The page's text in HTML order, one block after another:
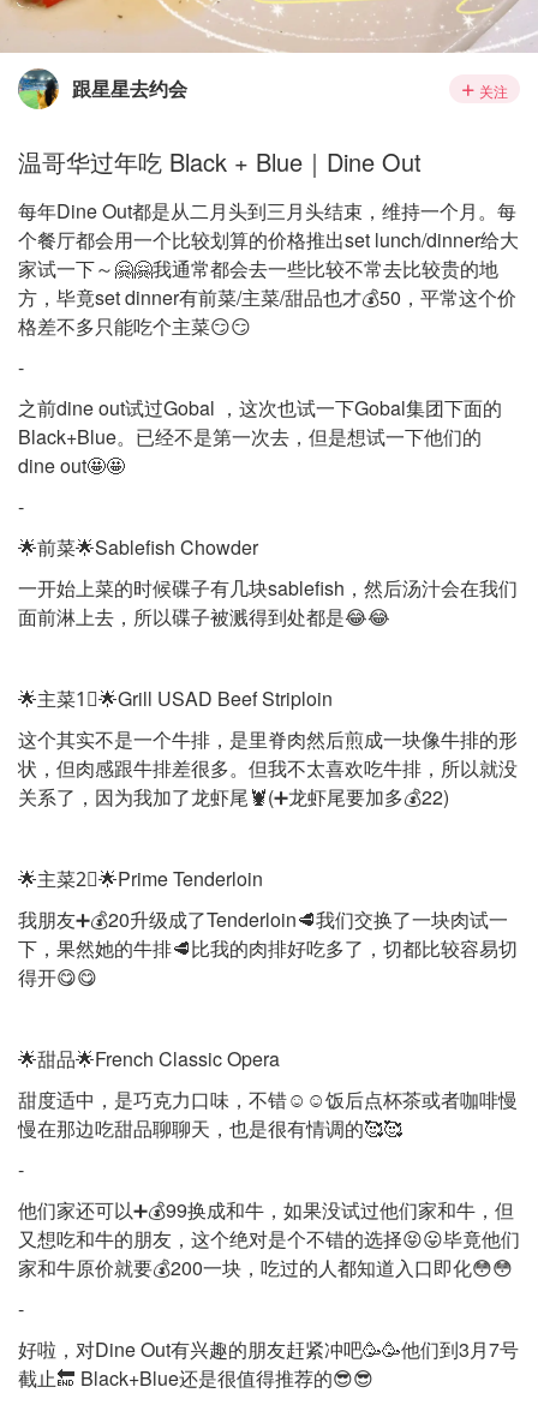
跟星星去约会 关注
温哥华过年吃 Black + Blue｜Dine Out
每年Dine Out都是从二月头到三月头结束，维持一个月。每
个餐厅都会用一个比较划算的价格推出set lunch/dinner给大
家试一下～🤗🤗我通常都会去一些比较不常去比较贵的地
方，毕竟set dinner有前菜/主菜/甜品也才💰50，平常这个价
格差不多只能吃个主菜😏😏
-
之前dine out试过Gobal ，这次也试一下Gobal集团下面的
Black+Blue。已经不是第一次去，但是想试一下他们的
dine out🤩🤩
-
🌟前菜🌟Sablefish Chowder
一开始上菜的时候碟子有几块sablefish，然后汤汁会在我们
面前淋上去，所以碟子被溅得到处都是😂😂
🌟主菜1⃣️🌟Grill USAD Beef Striploin
这个其实不是一个牛排，是里脊肉然后煎成一块像牛排的形
状，但肉感跟牛排差很多。但我不太喜欢吃牛排，所以就没
关系了，因为我加了龙虾尾🦞(➕龙虾尾要加多💰22)
🌟主菜2⃣️🌟Prime Tenderloin
我朋友➕💰20升级成了Tenderloin🥩我们交换了一块肉试一
下，果然她的牛排🥩比我的肉排好吃多了，切都比较容易切
得开😋😋
🌟甜品🌟French Classic Opera
甜度适中，是巧克力口味，不错☺️☺️饭后点杯茶或者咖啡慢
慢在那边吃甜品聊聊天，也是很有情调的🥰🥰
-
他们家还可以➕💰99换成和牛，如果没试过他们家和牛，但
又想吃和牛的朋友，这个绝对是个不错的选择😝😛毕竟他们
家和牛原价就要💰200一块，吃过的人都知道入口即化😳😳
-
好啦，对Dine Out有兴趣的朋友赶紧冲吧🥳🥳他们到3月7号
截止🔚 Black+Blue还是很值得推荐的😎😎